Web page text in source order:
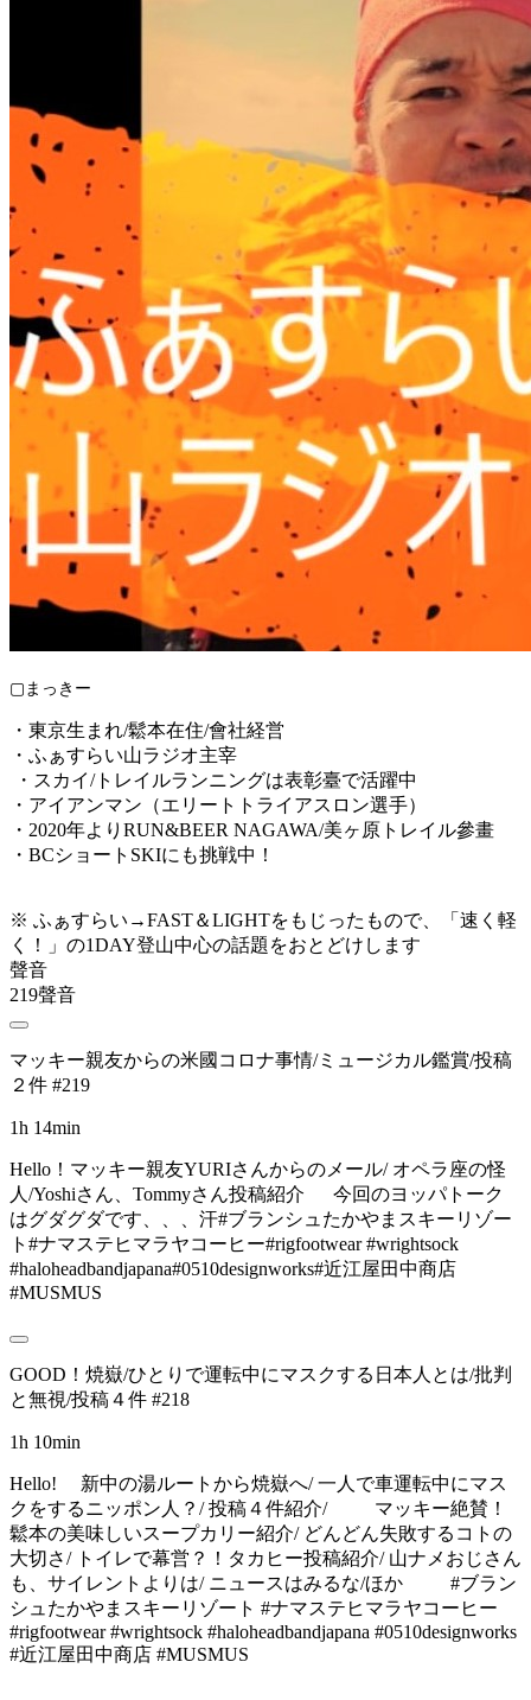
▢まっきー
・東京生まれ/鬆本在住/會社経営
・ふぁすらい山ラジオ主宰
・スカイ/トレイルランニングは表彰臺で活躍中
・アイアンマン（エリートトライアスロン選手）
・2020年よりRUN&BEER NAGAWA/美ヶ原トレイル參畫
・BCショートSKIにも挑戦中！
※ ふぁすらい→FAST＆LIGHTをもじったもので、「速く軽
く！」の1DAY登山中心の話題をおとどけします
聲音
219聲音
マッキー親友からの米國コロナ事情/ミュージカル鑑賞/投稿
２件 #219
1h 14min
Hello！マッキー親友YURIさんからのメール/ オペラ座の怪
人/Yoshiさん、Tommyさん投稿紹介 今回のヨッパトーク
はグダグダです、、、汗#ブランシュたかやまスキーリゾー
ト#ナマステヒマラヤコーヒー#rigfootwear #wrightsock
#haloheadbandjapana#0510designworks#近江屋田中商店
#MUSMUS
GOOD！焼嶽/ひとりで運転中にマスクする日本人とは/批判
と無視/投稿４件 #218
1h 10min
Hello! 新中の湯ルートから焼嶽へ/ 一人で車運転中にマス
クをするニッポン人？/ 投稿４件紹介/ マッキー絶賛！
鬆本の美味しいスープカリー紹介/ どんどん失敗するコトの
大切さ/ トイレで幕営？！タカヒー投稿紹介/ 山ナメおじさん
も、サイレントよりは/ ニュースはみるな/ほか #ブラン
シュたかやまスキーリゾート #ナマステヒマラヤコーヒー
#rigfootwear #wrightsock #haloheadbandjapana #0510designworks
#近江屋田中商店 #MUSMUS